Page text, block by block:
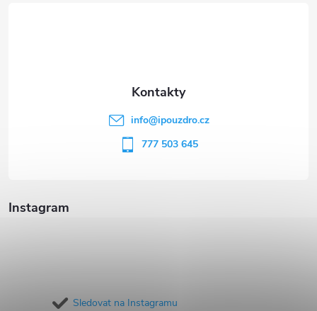
Instagram
Sledovat na Instagramu
info@ipouzdro.cz
777 503 645